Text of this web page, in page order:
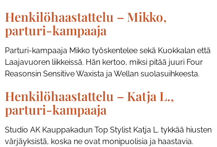
Henkilöhaastattelu – Mikko,
parturi-kampaaja
Parturi-kampaaja Mikko työskentelee sekä Kuokkalan että
Laajavuoren liikkeissä. Hän kertoo, miksi pitää juuri Four
Reasonsin Sensitive Waxista ja Wellan suolasuihkeesta.
Henkilöhaastattelu – Katja L.,
parturi-kampaaja
Studio AK Kauppakadun Top Stylist Katja L. tykkää hiusten
värjäyksistä, koska ne ovat monipuolisia ja haastavia.